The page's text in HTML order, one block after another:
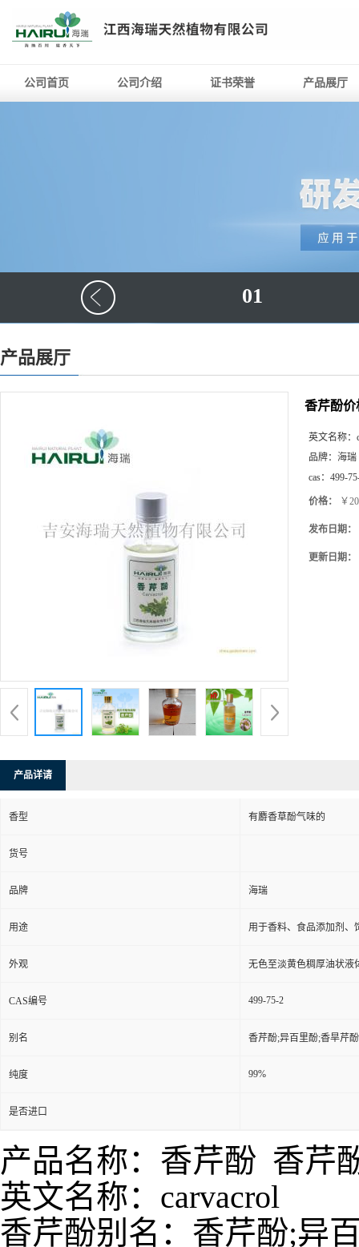
公司首页 公司介绍 证书荣誉 产品展厅
01
产品展厅
香芹酚价
英文名称：
品牌： 海瑞
cas： 499-
价格： ￥
发布日期：
更新日期：
产品详请
香型 有麝香草酚气味的
货号
品牌 海瑞
用途 用于香料、食品添加剂、
外观 无色至淡黄色稠厚油状液
CAS编号 499-75-2
别名 香芹酚;异百里酚;香旱芹
纯度 99%
是否进口
产品名称：香芹酚 香芹
英文名称：carvacrol
香芹酚别名： 香芹酚;异